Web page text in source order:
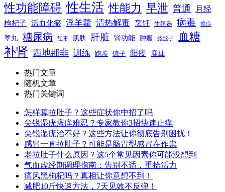
性功能障碍 性生活 性能力 早泄 普通 月经
枸杞子 活血化瘀 淫羊藿 清热解毒 烹饪 生殖器 病毒 癌症
睾丸 糖尿病 红枣 肌肤 肝脏 肾功能 肿瘤 菟丝子 血糖
补肾 西地那非 训练 跑步 镜子 阳痿 鹿茸
热门文章
随机文章
热门关键词
怎样算拉肚子？这些症状你中招了吗
尖锐湿疣瘙痒难忍？专家教你3招快速止痒
尖锐湿疣治不好？这些方法让你彻底告别困扰！
感冒一直拉肚子？可能是肠胃型感冒在作祟
老拉肚子什么原因？这5个常见因素你可能没想到
气血虚经期调理指南：告别不适，重拾活力
痛风黑枸杞吗？真相让你意想不到！
减肥10斤快速方法，7天见效不反弹！